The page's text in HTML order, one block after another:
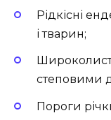
Рідкісні
і тварин;
степовими
Пороги